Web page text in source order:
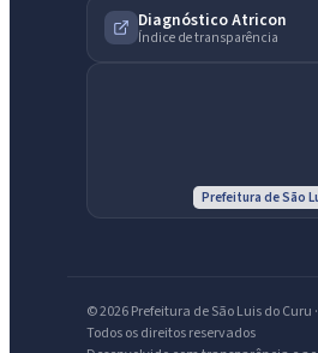
Diagnóstico Atricon
Índice de transparência
Prefeitura de São
© 2026 Prefeitura de São Luis do Curu
Todos os direitos reservados
Licitações abertas Carta de serviços